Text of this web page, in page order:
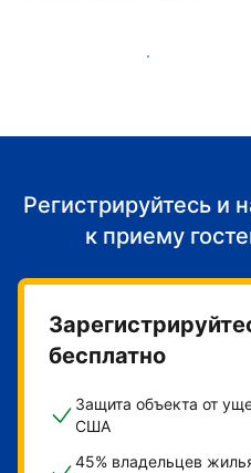
Начать принимать гостей
Регистрируйтесь и
к приему
бесплатно
Защита объекта от
США
45% владельцев